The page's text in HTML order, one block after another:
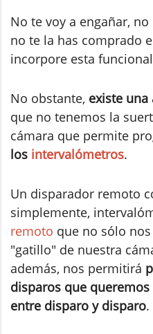
No te voy a engañar,
no te la has comprado
incorpore esta
No obstante, existe
que no tenemos la
cámara que permite
los intervalómetros.
Un disparador remoto
simplemente,
remoto que no sólo
"gatillo" de nuestra
además, nos permitirá
disparos que
entre disparo y disparo.